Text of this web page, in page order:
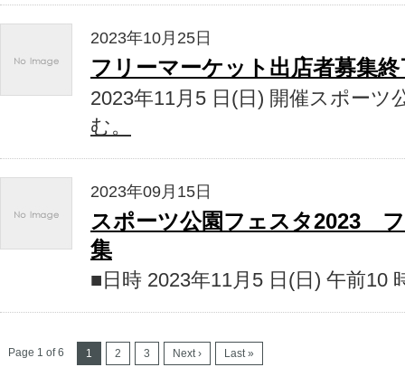
2023年10月25日
フリーマーケット出店者募集
2023年11月5 日(日) 開催スポー
む。
2023年09月15日
スポーツ公園フェスタ2023
集
■日時 2023年11月5 日(日) 午前
Page 1 of 6 1 2 3 Next › Last »